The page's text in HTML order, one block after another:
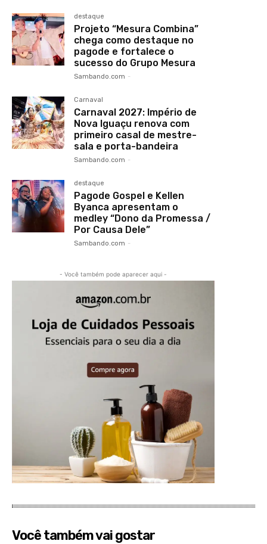
destaque
Projeto “Mesura Combina”
chega como destaque no
pagode e fortalece o
sucesso do Grupo Mesura
Sambando.com -
Carnaval
Carnaval 2027: Império de
Nova Iguaçu renova com
primeiro casal de mestre-
sala e porta-bandeira
Sambando.com -
destaque
Pagode Gospel e Kellen
Byanca apresentam o
medley “Dono da Promessa /
Por Causa Dele”
Sambando.com -
- Você também pode aparecer aqui -
Você também vai gostar